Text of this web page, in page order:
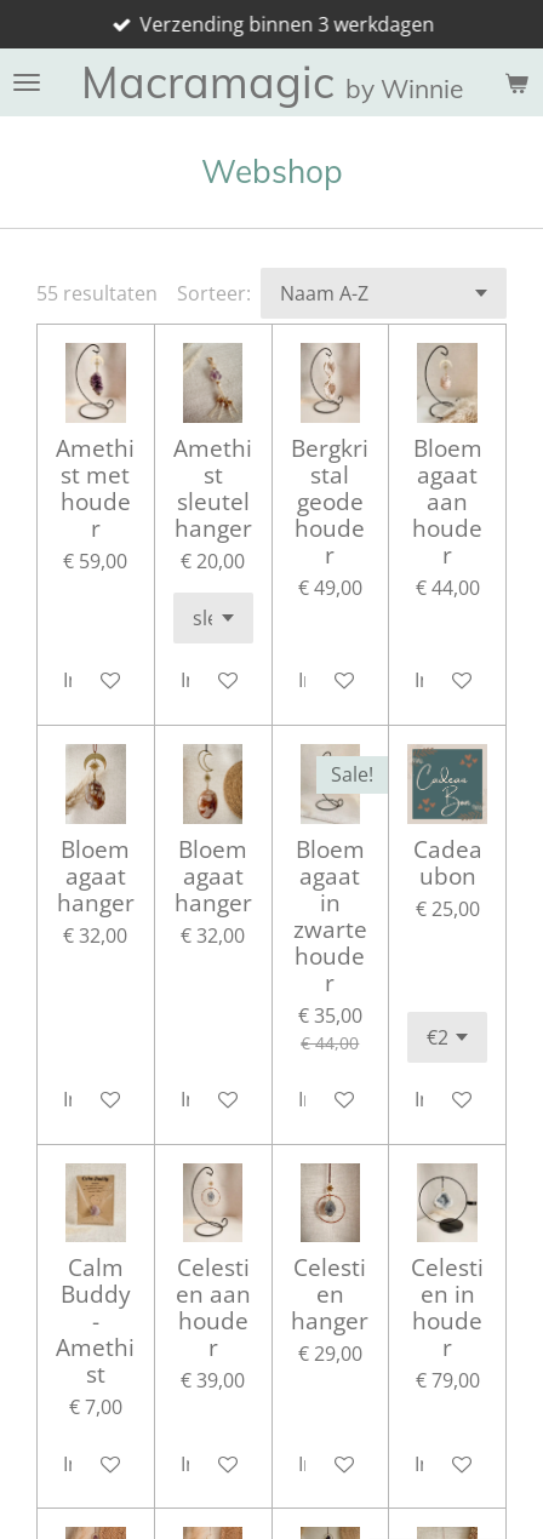
direct
naar
de
Macramagic by Winnie
Verzending binnen 3 werkdagen
Webshop
55 resultaten Sorteer:
Amethi
st met
houde
r
€ 59,00
In winkelwagen
Amethi
st
sleutel
hanger
€ 20,00
In winkelwagen
Bergkri
stal
geode
houde
r
€ 49,00
In winkelwagen
Bloem
agaat
aan
houde
r
€ 44,00
In
Bloem
agaat
hanger
€ 32,00
In winkelwagen
Bloem
agaat
hanger
€ 32,00
In winkelwagen
Sale!
Bloem
agaat
in
zwarte
houde
r
€ 35,00
€ 44,00
In winkelwagen
Cadea
ubon
€ 25,00
In
Calm
Buddy
-
Amethi
st
€ 7,00
In winkelwagen
Celesti
en aan
houde
r
€ 39,00
In winkelwagen
Celesti
en
hanger
€ 29,00
In winkelwagen
Celesti
en in
houde
r
€ 79,00
In